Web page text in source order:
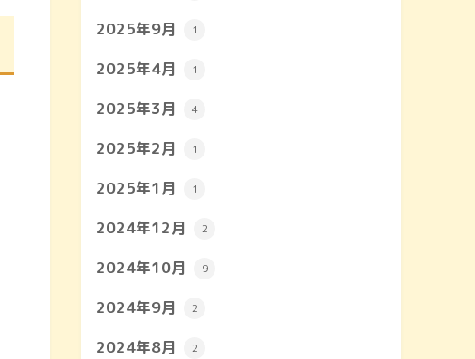
2025年9月 1
2025年4月 1
2025年3月 4
2025年2月 1
2025年1月 1
2024年12月 2
2024年10月 9
2024年9月 2
2024年8月 2